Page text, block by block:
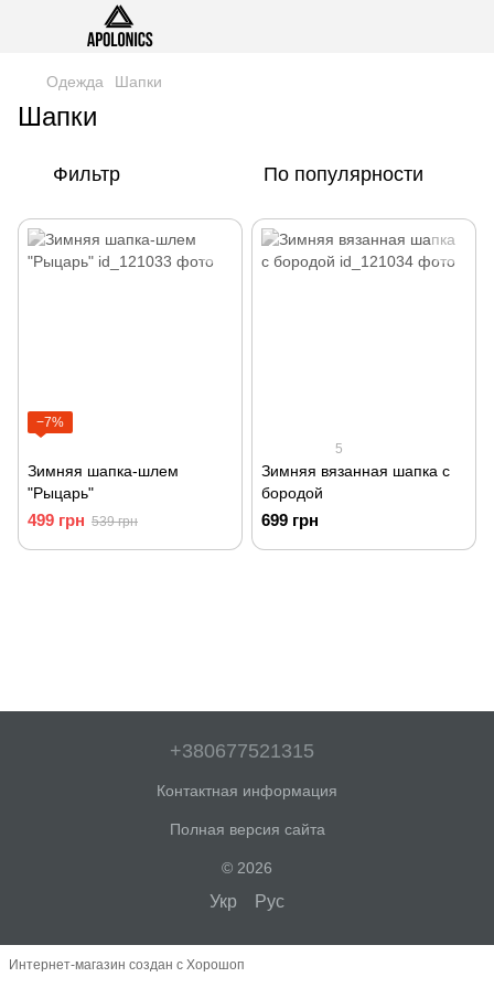
Одежда Шапки
Шапки
Фильтр По популярности
−7%
Зимняя шапка-шлем
"Рыцарь"
499 грн 539 грн
5
Зимняя вязанная шапка с
бородой
699 грн
+380677521315
Контактная информация
Полная версия сайта
© 2026
Укр Рус
Интернет-магазин создан с Хорошоп